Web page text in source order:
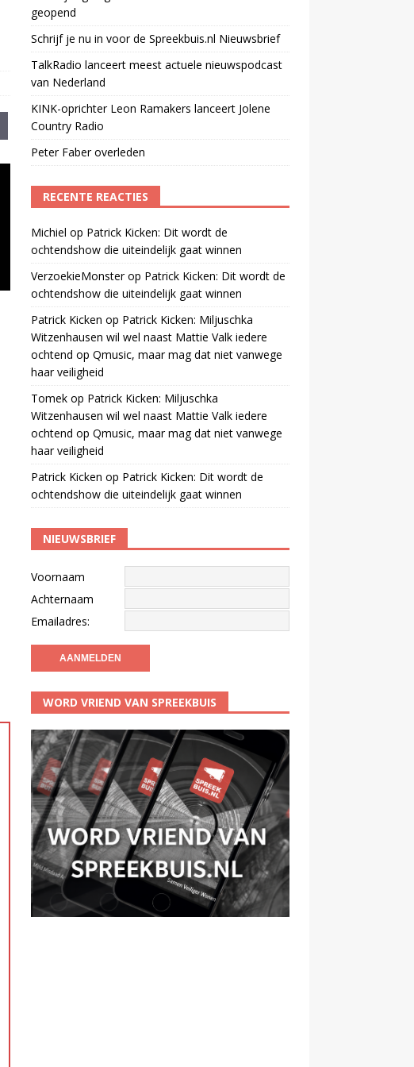
geopend
Schrijf je nu in voor de Spreekbuis.nl Nieuwsbrief
TalkRadio lanceert meest actuele nieuwspodcast
van Nederland
KINK-oprichter Leon Ramakers lanceert Jolene
Country Radio
Peter Faber overleden
RECENTE REACTIES
Michiel op Patrick Kicken: Dit wordt de
ochtendshow die uiteindelijk gaat winnen
VerzoekieMonsterop Patrick Kicken: Dit wordt de
ochtendshow die uiteindelijk gaat winnen
Patrick Kicken op Patrick Kicken: Miljuschka
Witzenhausen wil wel naast Mattie Valk iedere
ochtend op Qmusic, maar mag dat niet vanwege
haar veiligheid
Tomekop Patrick Kicken: Miljuschka
Witzenhausen wil wel naast Mattie Valk iedere
ochtend op Qmusic, maar mag dat niet vanwege
haar veiligheid
Patrick Kicken op Patrick Kicken: Dit wordt de
ochtendshow die uiteindelijk gaat winnen
NIEUWSBRIEF
Voornaam
Achternaam
Emailadres:
WORD VRIEND VAN SPREEKBUIS